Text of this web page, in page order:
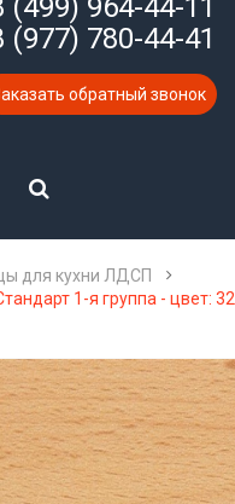
(977) 780-44-41
обратный звонок
для кухни ЛДСП
1-я группа - цвет: